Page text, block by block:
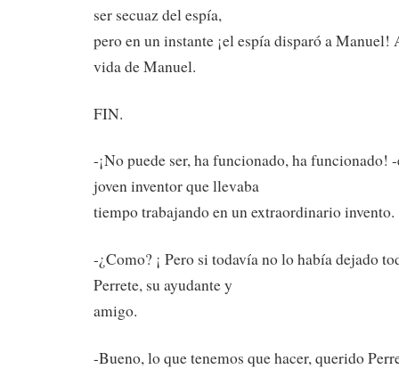
ser secuaz del espía,
pero en un instante ¡el espía disparó a Manuel!
vida de Manuel.
FIN.
-¡No puede ser, ha funcionado, ha funcionado!
joven inventor que llevaba
tiempo trabajando en un extraordinario invento.
-¿Como? ¡ Pero si todavía no lo había dejado
Perrete, su ayudante y
amigo.
-Bueno, lo que tenemos que hacer, querido